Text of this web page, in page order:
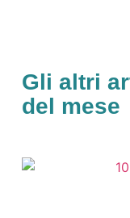
Gli altri
del mese